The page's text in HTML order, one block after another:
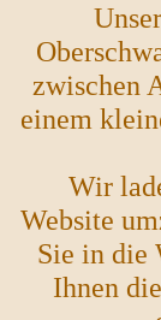
zwischen
einem
Wir
Website
Sie in die
Ihnen